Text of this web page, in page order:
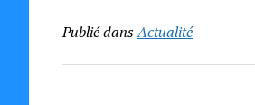
Publié dansActualité